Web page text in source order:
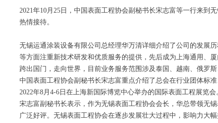
2021年10月25日，中国表面工程协会副秘书长宋志富等一行来到
热情接待。
无锡运通涂装设备有限公司总经理华万清详细介绍了公司的发展
等方面注重新技术研发和优质服务的提供，先后成为上海通用、
跨出国门，走向世界，目前业务服务范围涉及泰国、越南、俄罗
中国表面工程协会副秘书长宋志富重点介绍了总会在行业团体标
2022年8月4-6日在上海新国际博览中心举办的国际表面工程展览会
宋志富副秘书长表示，作为无锡表面工程协会会长，华总带领无
广泛好评。无锡表面工程协会在逐步发展壮大过程中，影响力大